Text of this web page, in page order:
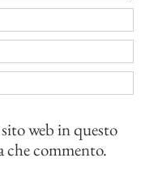
web in questo
che commento.